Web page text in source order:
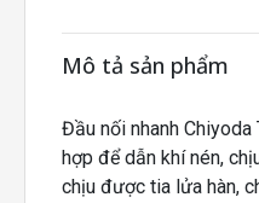
Mô tả sản phẩm
Đầu nối nhanh Chiyoda
hợp để dẫn khí nén,
chịu được tia lửa hàn,